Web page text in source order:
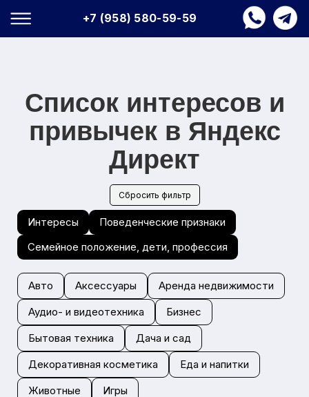
+7 (958) 580-59-59
Список интересов и
привычек в Яндекс
Директ
Сбросить фильтр
Интересы
Поведенческие признаки
Семейное положение, дети, профессия
Авто Аксессуары
Аренда недвижимости
Аудио- и видеотехника
Бизнес
Бытовая техника
Дача и сад
Декоративная косметика
Еда и напитки
Животные
Игры